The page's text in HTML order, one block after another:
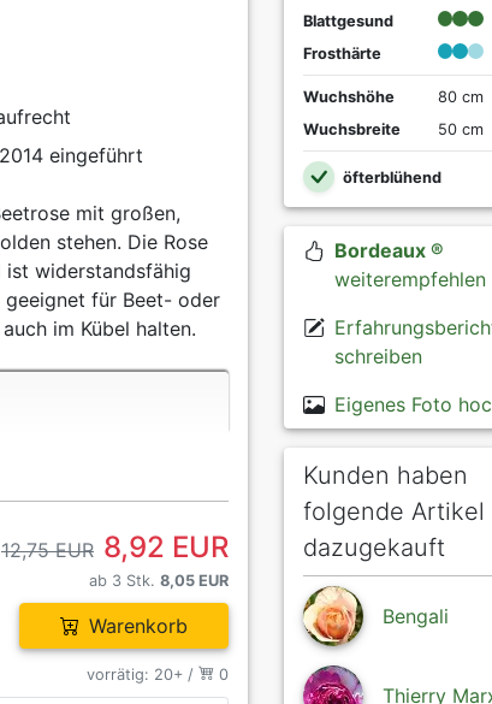
eingeführt
mit großen,
stehen. Die Rose
widerstandsfähig
für Beet- oder
im Kübel halten.
12,75 EUR 8,92 EUR
ab 3 Stk. 8,05 EUR
Warenkorb
vorrätig: 20+ / 0
Blattgesund
Frosthärte
Wuchshöhe
80 cm
Wuchsbreite
50 cm
öfterblühend
Bordeaux ®
weiterempfehlen
schreiben
Eigenes Foto
Kunden haben
folgende Artikel
dazugekauft
Bengali
Thierry